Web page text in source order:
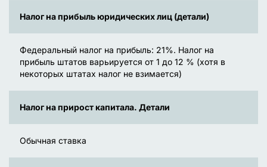
Налог на прибыль юридических лиц (детали)
Федеральный налог на прибыль: 21%. Налог на
прибыль штатов варьируется от 1 до 12 % (хотя в
некоторых штатах налог не взимается)
Налог на прирост капитала. Детали
Обычная ставка